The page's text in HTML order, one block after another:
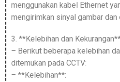
menggunakan kabel Ethernet
mengirimkan sinyal gambar dan
3. **Kelebihan dan
– Berikut beberapa kelebihan
ditemukan pada CCTV:
– **Kelebihan**: